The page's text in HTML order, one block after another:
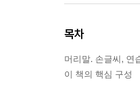
목차
머리말. 손글씨, 연
이 책의 핵심 구성